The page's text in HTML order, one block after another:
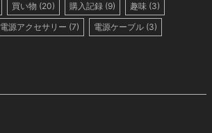
買い物 (20) 購入記録 (9) 趣味 (3)
電源アクセサリー (7) 電源ケーブル (3)